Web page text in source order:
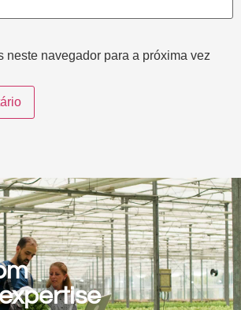
neste navegador para a próxima vez